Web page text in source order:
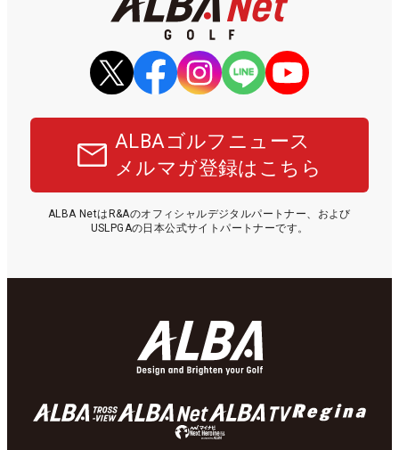
ALBAゴルフニュース
メルマガ登録はこちら
ALBA NetはR&Aのオフィシャルデジタルパートナー、および
USLPGAの日本公式サイトパートナーです。